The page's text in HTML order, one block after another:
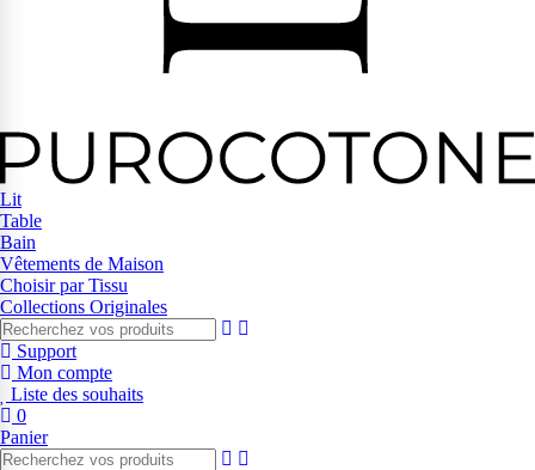
Lit
Table
Bain
Vêtements de Maison
Choisir par Tissu
Collections Originales
Support
Mon compte
Liste des souhaits
0
Panier